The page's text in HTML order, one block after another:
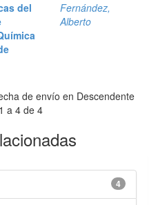
del
Fernández,
Alberto
de envío en Descendente
a 4 de 4
4